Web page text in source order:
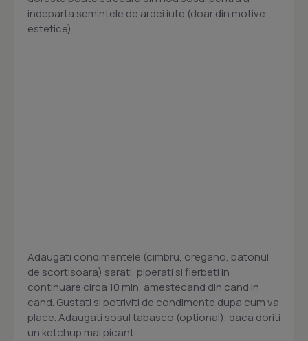
indeparta semintele de ardei iute (doar din motive
estetice).
Adaugati condimentele (cimbru, oregano, batonul
de scortisoara) sarati, piperati si fierbeti in
continuare circa 10 min, amestecand din cand in
cand. Gustati si potriviti de condimente dupa cum va
place. Adaugati sosul tabasco (optional), daca doriti
un ketchup mai picant.